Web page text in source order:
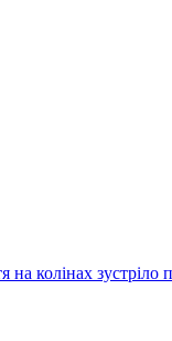
на колінах